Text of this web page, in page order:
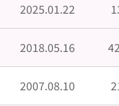
2025.01.22
2018.05.16
2007.08.10